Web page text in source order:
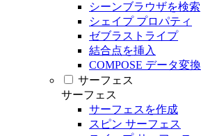
シーンブラウザを検索
シェイプ プロパティ
ゼブラストライプ
結合点を挿入
COMPOSE データ変換
サーフェス
サーフェス
サーフェスを作成
スピン サーフェス